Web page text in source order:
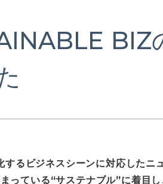
BIZ
るビジネスシーンに対応したニ
ている“サステナブル”に着目